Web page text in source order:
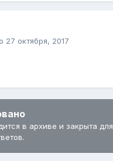
27 октября, 2017
в архиве и закрыта для